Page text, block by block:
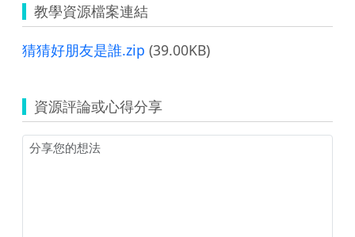
教學資源檔案連結
猜猜好朋友是誰.zip (39.00KB)
資源評論或心得分享